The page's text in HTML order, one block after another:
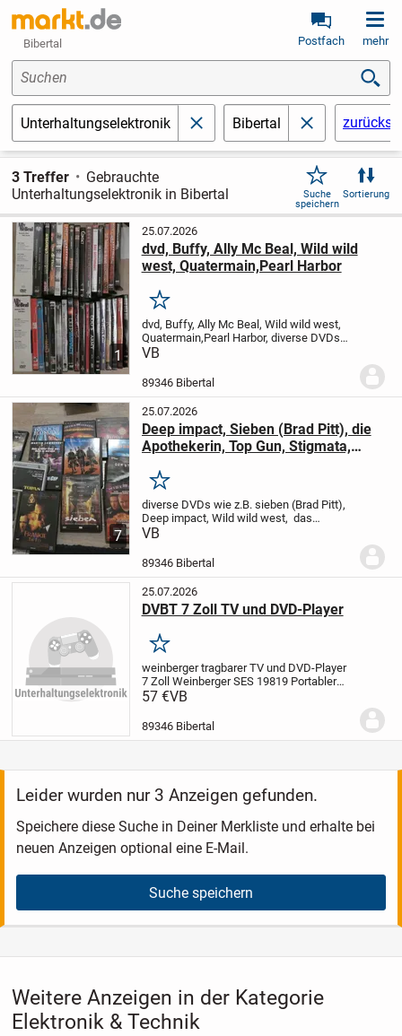
Bibertal Postfach mehr
Suchen
Unterhaltungselektronik schließenBibertal schließen
3 Treffer
Gebrauchte
Unterhaltungselektronik in Bibertal
Suche
speichern
Sortierung
1
25.07.2026
dvd, Buffy, Ally Mc Beal, Wild wild
west, Quatermain,Pearl Harbor
Merken
dvd, Buffy, Ally Mc Beal, Wild wild west,
Quatermain,Pearl Harbor, diverse DVDs
günstig abzugeben
VB
89346 Bibertal
7
25.07.2026
Deep impact, Sieben (Brad Pitt), die
Apothekerin, Top Gun, Stigmata,
Harry Potter, Sister act, Ally McBeal,
Das Geisterhaus Vampire
(j.Carpenter), Scream, Don Camillo....
Merken
diverse DVDs wie z.B. sieben (Brad Pitt),
Deep impact, Wild wild west, das
Geisterhaus, Vampire (J.Carpenter),
Contact, Quatermain, Ally McBeal, Der
VB
89346 Bibertal
25.07.2026
DVBT 7 Zoll TV und DVD-Player
Merken
weinbergertragbarer TV und DVD-Player
7 Zoll Weinberger SES 19819 Portabler
DVD Player TV DVB-T 7" Weinberger SES-
neu OVP
57 €VB
89346 Bibertal
Leider wurden nur 3 Anzeigen gefunden.
Speichere diese Suche in Deiner Merkliste und erhalte bei
neuen Anzeigen optional eine E-Mail.
Suche speichern
Weitere Anzeigen in der Kategorie
Elektronik & Technik